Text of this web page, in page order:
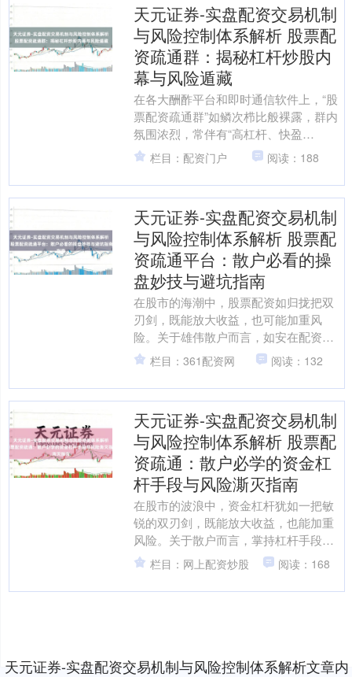
天元证券-实盘配资交易机制
与风险控制体系解析 股票配
资疏通群：揭秘杠杆炒股内
幕与风险遁藏
在各大酬酢平台和即时通信软件上，“股
票配资疏通群”如鳞次栉比般裸露，群内
氛围浓烈，常伴有“高杠杆、快盈
利”、“里面讯息”、“稳赚战术”等诱东说念
主标语。这些群组....
栏目：配资门户 阅读：188
天元证券-实盘配资交易机制
与风险控制体系解析 股票配
资疏通平台：散户必看的操
盘妙技与避坑指南
在股市的海潮中，股票配资如归拢把双
刃剑，既能放大收益，也可能加重风
险。关于雄伟散户而言，如安在配资疏
通平台上继承灵验信息天元证券-实盘配
资交易机制与风险控制体系....
栏目：361配资网 阅读：132
天元证券-实盘配资交易机制
与风险控制体系解析 股票配
资疏通：散户必学的资金杠
杆手段与风险澌灭指南
在股市的波浪中，资金杠杆犹如一把敏
锐的双刃剑，既能放大收益，也能加重
风险。关于散户而言，掌持杠杆手段并
灵验澌灭风险，是在市集中糊口与发展
的要津一课。 **一、暴....
栏目：网上配资炒股 阅读：168
天元证券-实盘配资交易机制与风险控制体系解析文章内